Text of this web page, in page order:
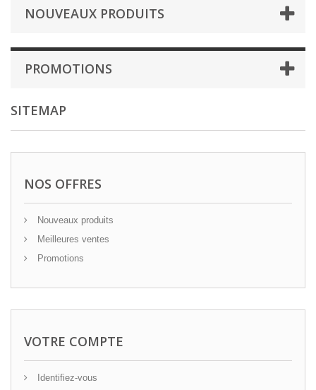
NOUVEAUX PRODUITS
PROMOTIONS
SITEMAP
NOS OFFRES
Nouveaux produits
Meilleures ventes
Promotions
VOTRE COMPTE
Identifiez-vous